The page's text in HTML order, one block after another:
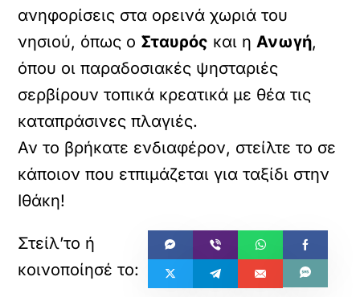
ανηφορίσεις στα ορεινά χωριά του
νησιού, όπως ο Σταυρός και ηΑνωγή,
όπου οι παραδοσιακές ψησταριές
σερβίρουν τοπικά κρεατικά με θέα τις
καταπράσινες πλαγιές.
Αν το βρήκατε ενδιαφέρον, στείλτε το σε
κάποιον που ετπιμάζεται για ταξίδι στην
Ιθάκη!